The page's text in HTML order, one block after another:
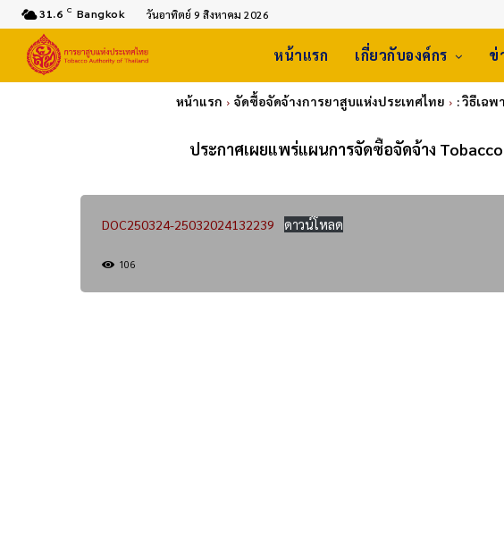
31.6 C Bangkok วันอาทิตย์ 9 สิงหาคม 2026
หน้าแรก เกี่ยวกับองค์กร ข่
หน้าแรก จัดซื้อจัดจ้างการยาสูบแห่งประเทศไทย : วิธีเฉพ
ประกาศเผยแพร่แผนการจัดซื้อจัดจ้าง
DOC250324-25032024132239 ดาวน์โหลด
106